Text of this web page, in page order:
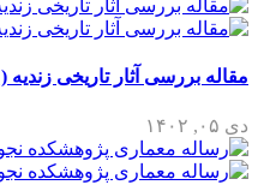
مقاله بررسی آثار تاریخی زندیه ( 36 صفحه )
دی ۰۵, ۱۴۰۲